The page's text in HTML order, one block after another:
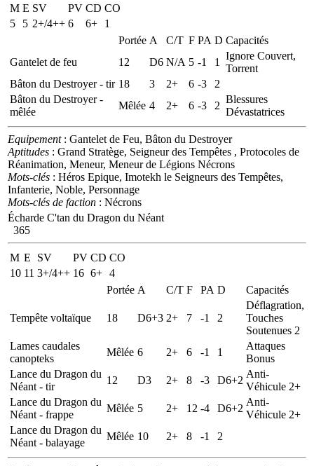
M E SV PV CD CO
5
5 2+/4++ 6 6+
1
Portée A C/T F PA D Capacités
Gantelet de feu
12 D6 N/A 5 -1 1
Ignore Couvert,
Torrent
Bâton du Destroyer - tir 18 3 2+ 6 -3
2
Bâton du Destroyer -
mêlée
Mêlée 4 2+ 6 -3 2
Blessures
Dévastatrices
Equipement: Gantelet de Feu, Bâton du Destroyer
Aptitudes : Grand Stratège, Seigneur des Tempêtes , Protocoles de
Réanimation, Meneur, Meneur de Légions Nécrons
Mots-clés : Héros Epique, Imotekh le Seigneurs des Tempêtes,
Infanterie, Noble, Personnage
Mots-clés de faction : Nécrons
Écharde C'tan du Dragon du Néant
365
M E SV PV CD CO
10 11 3+/4++ 16 6+ 4
Portée A C/T F PA D Capacités
Tempête voltaïque 18 D6+3 2+ 7 -1 2
Déflagration,
Touches
Soutenues 2
Lames caudales
canopteks
Mêlée 6 2+ 6 -1 1
Attaques
Bonus
Lance du Dragon du
Néant - tir
12 D3 2+ 8 -3 D6+2
Anti-
Véhicule 2+
Lance du Dragon du
Néant - frappe
Mêlée 5 2+ 12 -4 D6+2
Anti-
Véhicule 2+
Lance du Dragon du
Néant - balayage
Mêlée 10 2+ 8 -1 2